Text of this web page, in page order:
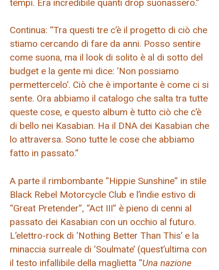
tempi. Era incredibile quanti drop suonassero.”
Continua: “Tra questi tre c’è il progetto di ciò che
stiamo cercando di fare da anni. Posso sentire
come suona, ma il look di solito è al di sotto del
budget e la gente mi dice: ‘Non possiamo
permettercelo’. Ciò che è importante è come ci si
sente. Ora abbiamo il catalogo che salta tra tutte
queste cose, e questo album è tutto ciò che c’è
di bello nei Kasabian. Ha il DNA dei Kasabian che
lo attraversa. Sono tutte le cose che abbiamo
fatto in passato.”
A parte il rimbombante “Hippie Sunshine” in stile
Black Rebel Motorcycle Club e l’indie estivo di
“Great Pretender”, “Act III” è pieno di cenni al
passato dei Kasabian con un occhio al futuro.
L’elettro-rock di ‘Nothing Better Than This’ e la
minaccia surreale di ‘Soulmate’ (quest’ultima con
il testo infallibile della maglietta “Una nazione